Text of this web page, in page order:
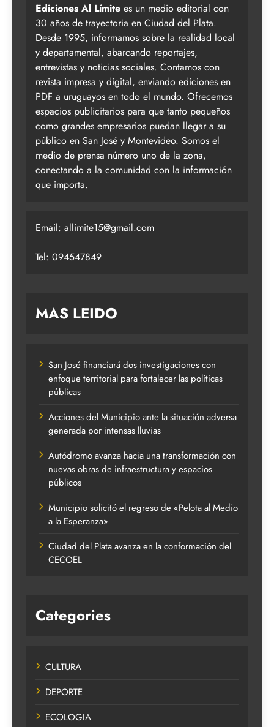
Ediciones Al Límite es un medio editorial con
30 años de trayectoria en Ciudad del Plata.
Desde 1995, informamos sobre la realidad local
y departamental, abarcando reportajes,
entrevistas y noticias sociales. Contamos con
revista impresa y digital, enviando ediciones en
PDF a uruguayos en todo el mundo. Ofrecemos
espacios publicitarios para que tanto pequeños
como grandes empresarios puedan llegar a su
público en San José y Montevideo. Somos el
medio de prensa número uno de la zona,
conectando a la comunidad con la información
que importa.
Email: allimite15@gmail.com
Tel: 094547849
MAS LEIDO
San José financiará dos investigaciones con
enfoque territorial para fortalecer las políticas
públicas
Acciones del Municipio ante la situación adversa
generada por intensas lluvias
Autódromo avanza hacia una transformación con
nuevas obras de infraestructura y espacios
públicos
Municipio solicitó el regreso de «Pelota al Medio
a la Esperanza»
Ciudad del Plata avanza en la conformación del
CECOEL
Categories
CULTURA
DEPORTE
ECOLOGIA